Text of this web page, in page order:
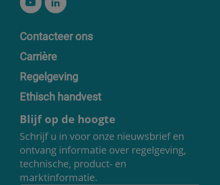
Contacteer ons
Carrière
Regelgeving
Ethisch handvest
Blijf op de hoogte
Schrijf u in voor onze nieuwsbrief en
ontvang informatie over regelgeving,
technische, product- en
marktinformatie.